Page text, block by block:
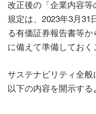
改正後の「企業内容
規定は、2023年3月31
る有価証券報告書等
に備えて準備しておく
サステナビリティ全
以下の内容を開示する